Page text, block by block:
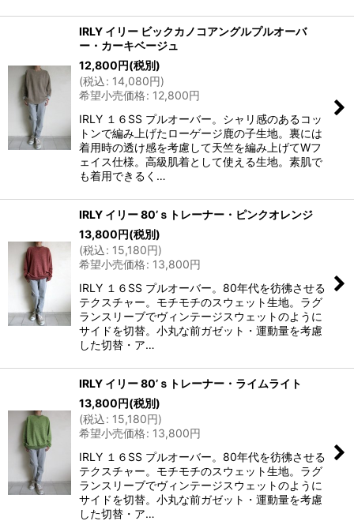
IRLY イリー ビックカノコアングルプルオーバ
ー・カーキベージュ
12,800円(税別)
(税込: 14,080円)
希望小売価格: 12,800円
IRLY １６SS プルオーバー。シャリ感のあるコッ
トンで編み上げたローゲージ鹿の子生地。裏には
着用時の透け感を考慮して天竺を編み上げてWフ
ェイス仕様。高級肌着として使える生地。素肌で
も着用できるく…
IRLY イリー 80’ｓトレーナー・ピンクオレンジ
13,800円(税別)
(税込: 15,180円)
希望小売価格: 13,800円
IRLY １６SS プルオーバー。80年代を彷彿させる
テクスチャー。モチモチのスウェット生地。ラグ
ランスリーブでヴィンテージスウェットのように
サイドを切替。小丸な前ガゼット・運動量を考慮
した切替・ア…
IRLY イリー 80’ｓトレーナー・ライムライト
13,800円(税別)
(税込: 15,180円)
希望小売価格: 13,800円
IRLY １６SS プルオーバー。80年代を彷彿させる
テクスチャー。モチモチのスウェット生地。ラグ
ランスリーブでヴィンテージスウェットのように
サイドを切替。小丸な前ガゼット・運動量を考慮
した切替・ア…